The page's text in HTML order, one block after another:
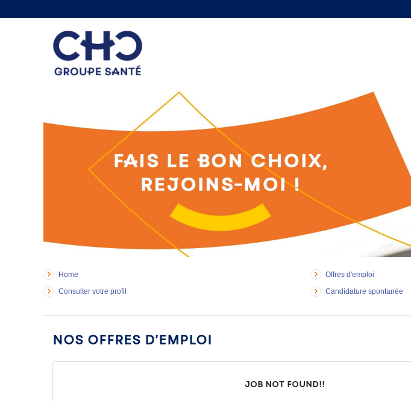
Home
Offres d'emploi
Consulter votre profil
Candidature spontanée
Nos offres d’emploi
Job not found!!